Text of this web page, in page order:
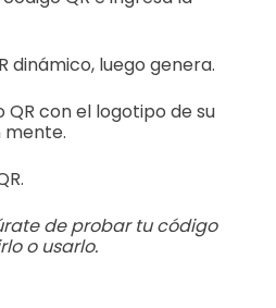
dinámico, luego genera.
QR con el logotipo de su
mente.
de probar tu código
o usarlo.